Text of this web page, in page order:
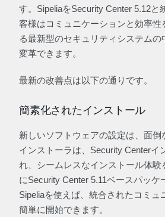
す。SipeliaをSecurity Center 5.12と
客様はコミュニケーションと効率性
る最新型のセキュリティシステムの
変革できます。
最新の改善点は以下の通りです。
簡素化されたインストール
新しいソフトウェアの設定は、面倒
インストーラは、Security Centerイ
れ、シームレスなインストール体験
にSecurity Center 5.11ベースパッケ
Sipeliaを使えば、統合されたコミュ
簡単に開始できます。